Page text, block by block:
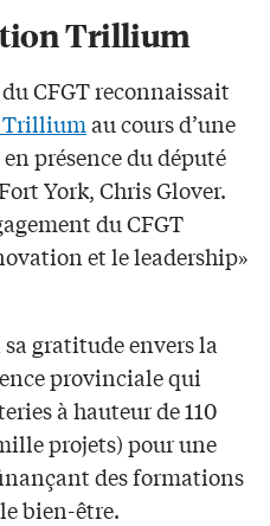
Trillium
CFGT reconnaissait
Trilliumau cours d’une
présence du député
York, Chris Glover.
du CFGT
et le leadership»
gratitude envers la
provinciale qui
à hauteur de 110
projets) pour une
des formations
bien-être.